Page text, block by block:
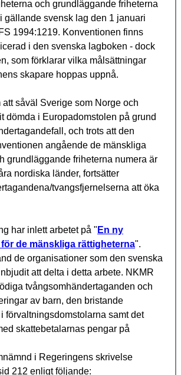
och grundläggande friheterna
gällande svensk lag den 1 januari
1994:1219. Konventionen finns
i den svenska lagboken - dock
som förklarar vilka målsättningar
skapare hoppas uppnå.
att såväl Sverige som Norge och
dömda i Europadomstolen på grund
och trots att den
angående de mänskliga
grundläggande friheterna numera är
nordiska länder, fortsätter
tvangsfjernelserna att öka
har inlett arbetet på " En ny
de mänskliga rättigheterna".
de organisationer som den svenska
att delta i detta arbete. NKMR
tvångsomhändertaganden och
av barn, den bristande
förvaltningsdomstolarna samt det
skattebetalarnas pengar på
i Regeringens skrivelse
212 enligt följande: